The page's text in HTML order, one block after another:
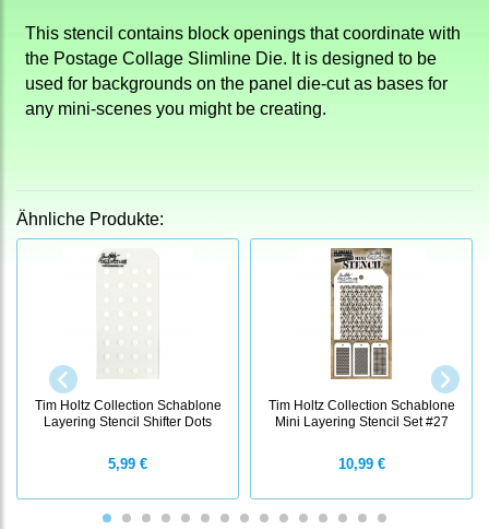
This stencil contains block openings that coordinate with
the Postage Collage Slimline Die. It is designed to be
used for backgrounds on the panel die-cut as bases for
any mini-scenes you might be creating.
Ähnliche Produkte:
Tim Holtz Collection Schablone
Layering Stencil Shifter Dots
5,99 €
Tim Holtz Collection Schablone
Mini Layering Stencil Set #27
10,99 €